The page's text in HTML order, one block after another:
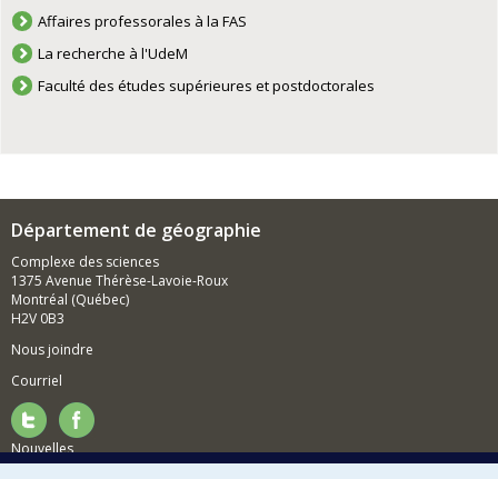
Affaires professorales à la FAS
La recherche à l'UdeM
Faculté des études supérieures et postdoctorales
Département de géographie
Complexe des sciences
1375 Avenue Thérèse-Lavoie-Roux
Montréal (Québec)
H2V 0B3
Nous joindre
Courriel
Nouvelles